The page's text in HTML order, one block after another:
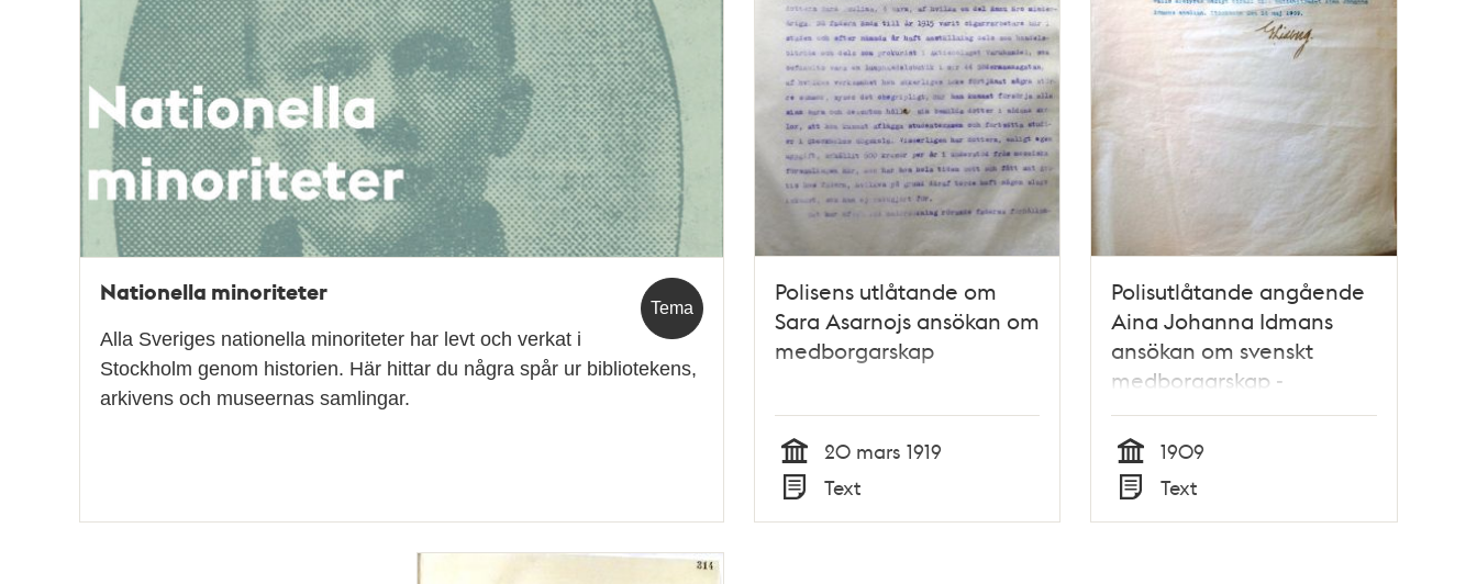
Tema
Nationella minoriteter
Alla Sveriges nationella minoriteter har levt och verkat i
Stockholm genom historien. Här hittar du några spår ur bibliotekens,
arkivens och museernas samlingar.
Polisens utlåtande om
Sara Asarnojs ansökan om
medborgarskap
Tid
20 mars 1919
Typ
Text
Polisutlåtande angående
Aina Johanna Idmans
ansökan om svenskt
medborgarskap -
Tid
1909
Typ
Text